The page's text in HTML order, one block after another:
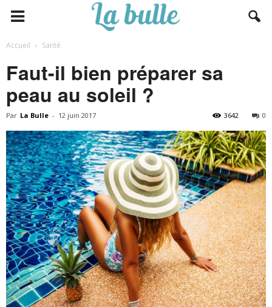
Accueil Santé
Faut-il bien préparer sa
peau au soleil ?
Par La Bulle - 12 juin 2017 0
3642